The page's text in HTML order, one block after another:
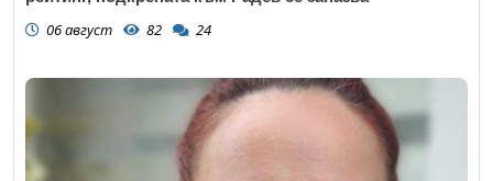
06 август 82 24